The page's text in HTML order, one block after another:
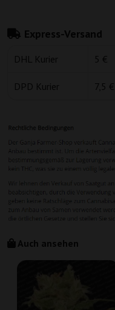
Express-Versand
DHL Kurier 5 €
DPD Kurier 7,5 €
Auch ansehen